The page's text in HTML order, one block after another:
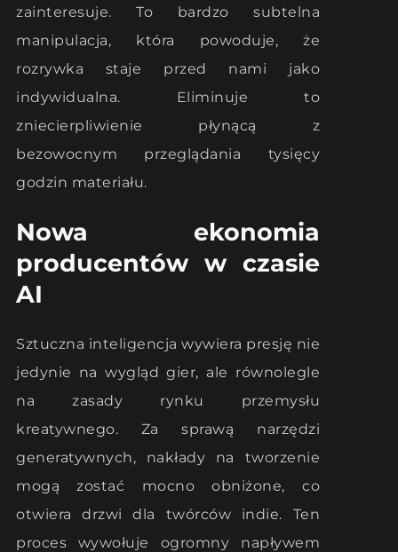
zainteresuje. To bardzo subtelna
manipulacja, która powoduje, że
rozrywka staje przed nami jako
indywidualna. Eliminuje to
zniecierpliwienie płynącą z
bezowocnym przeglądania tysięcy
godzin materiału.
Nowa ekonomia
producentów w czasie
AI
Sztuczna inteligencja wywiera presję nie
jedynie na wygląd gier, ale równolegle
na zasady rynku przemysłu
kreatywnego. Za sprawą narzędzi
generatywnych, nakłady na tworzenie
mogą zostać mocno obniżone, co
otwiera drzwi dla twórców indie. Ten
proces wywołuje ogromny napływem